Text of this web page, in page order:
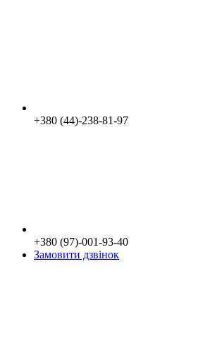
+380 (44)-238-81-97
+380 (97)-001-93-40
Замовити дзвінок